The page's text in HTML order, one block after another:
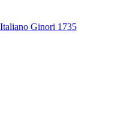
Ginori 1735